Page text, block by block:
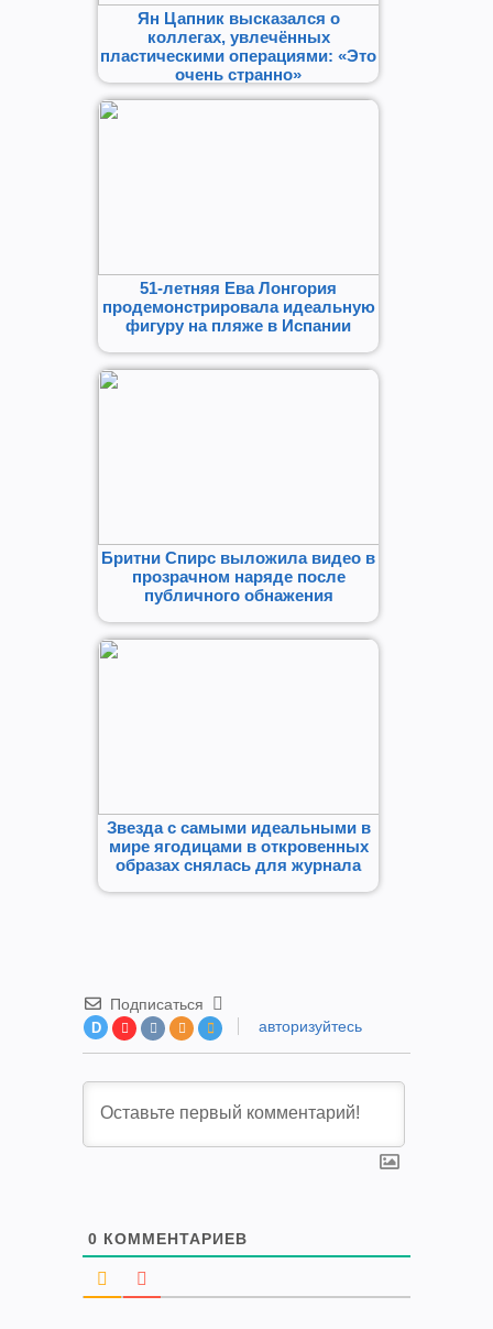
Ян Цапник высказался о
коллегах, увлечённых
пластическими операциями: «Это
очень странно»
51-летняя Ева Лонгория
продемонстрировала идеальную
фигуру на пляже в Испании
Бритни Спирс выложила видео в
прозрачном наряде после
публичного обнажения
Звезда с самыми идеальными в
мире ягодицами в откровенных
образах снялась для журнала
Подписаться
D авторизуйтесь
0 КОММЕНТАРИЕВ